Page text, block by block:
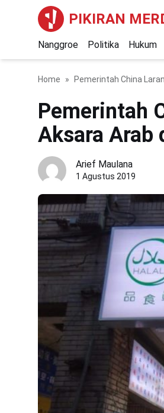
PIKIRAN
Nanggroe Politika Hukum
Home Pemerintah China
Pemerintah
Aksara Arab
Arief Maulana
1 Agustus 2019